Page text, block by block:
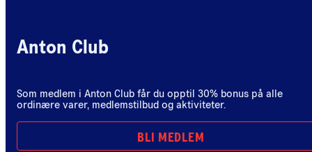
Anton Club
Som medlem i Anton Club får du opptil 30% bonus på alle
ordinære varer, medlemstilbud og aktiviteter.
BLI MEDLEM